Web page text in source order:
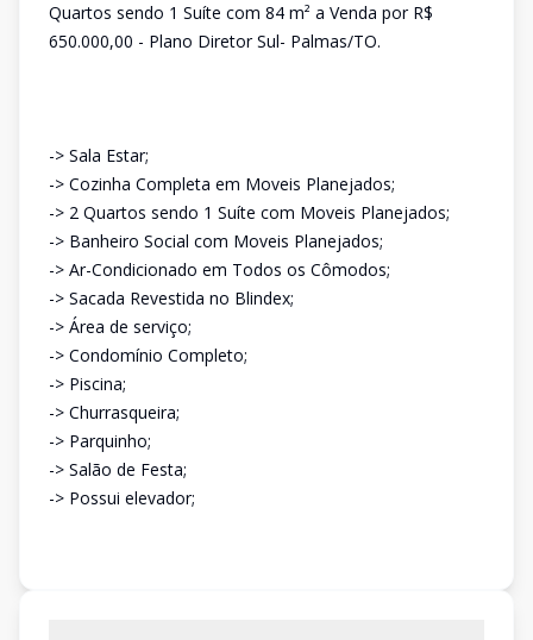
Quartos sendo 1 Suíte com 84 m² a Venda por R$
650.000,00 - Plano Diretor Sul- Palmas/TO.
-> Sala Estar;
-> Cozinha Completa em Moveis Planejados;
-> 2 Quartos sendo 1 Suíte com Moveis Planejados;
-> Banheiro Social com Moveis Planejados;
-> Ar-Condicionado em Todos os Cômodos;
-> Sacada Revestida no Blindex;
-> Área de serviço;
-> Condomínio Completo;
-> Piscina;
-> Churrasqueira;
-> Parquinho;
-> Salão de Festa;
-> Possui elevador;